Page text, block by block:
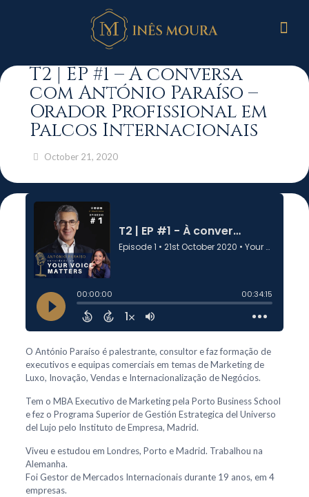
T2 | EP #1 – À conversa
com António Paraíso –
Orador Profissional em
Palcos Internacionais
October 21, 2020
O António Paraíso é palestrante, consultor e faz formação de
executivos e equipas comerciais em temas de Marketing de
Luxo, Inovação, Vendas e Internacionalização de Negócios.
Tem o MBA Executivo de Marketing pela Porto Business School
e fez o Programa Superior de Gestión Estrategica del Universo
del Lujo pelo Instituto de Empresa, Madrid.
Viveu e estudou em Londres, Porto e Madrid. Trabalhou na
Alemanha.
Foi Gestor de Mercados Internacionais durante 19 anos, em 4
empresas.